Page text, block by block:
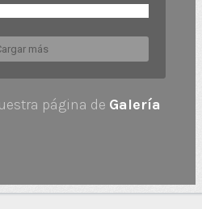
más
página de Galería